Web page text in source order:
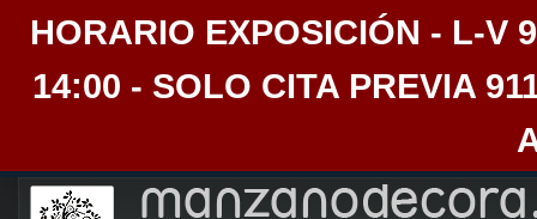
HORARIO EXPOSICIÓN - L-V
14:00 - SOLO CITA PREVIA